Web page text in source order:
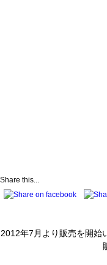
Share this...
2012年7月より販売を開始